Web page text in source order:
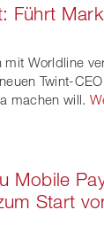
Führt
Worldline
Twint-
machen will.
Mobile
Start